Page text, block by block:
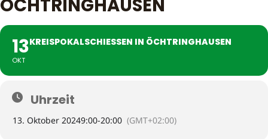
CHTRINGHAUSEN
13
OKT
KREISPOKALSCHIESSEN IN ÖCHTRINGHAUSEN
Uhrzeit
13. Oktober 20249:00-20:00 (GMT+02:00)